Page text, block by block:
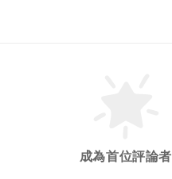
成為首位評論者